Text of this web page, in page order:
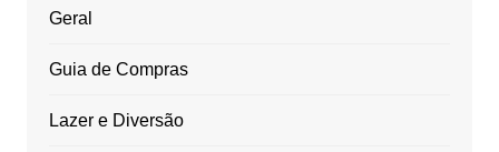
Geral
Guia de Compras
Lazer e Diversão